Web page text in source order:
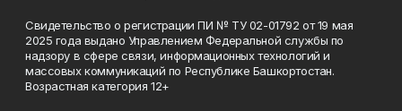
Свидетельство о регистрации ПИ № ТУ 02-01792 от 19 мая
2025 года выдано Управлением Федеральной службы по
надзору в сфере связи, информационных технологий и
массовых коммуникаций по Республике Башкортостан.
Возрастная категория 12+